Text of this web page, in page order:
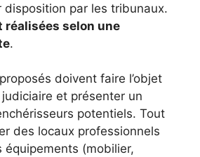
disposition par les tribunaux.
réalisées selon une
.
doivent faire l’objet
judiciaire et présenter un
potentiels. Tout
des locaux professionnels
équipements (mobilier,